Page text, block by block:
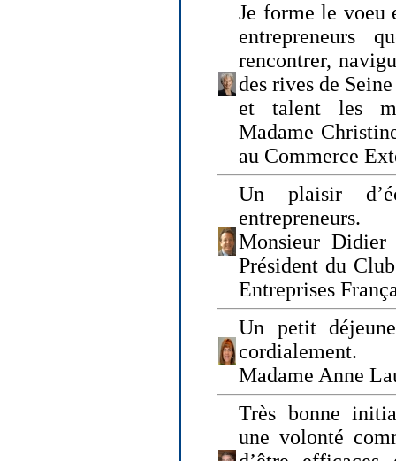
Je forme le voeu
entrepreneurs
rencontrer,
des rives de
et talent les
Madame
au Commerce
Un plaisir
entrepreneurs.
Monsieur
Président du
Entreprises
Un petit
cordialement.
Madame Anne
Très bonne
une volonté